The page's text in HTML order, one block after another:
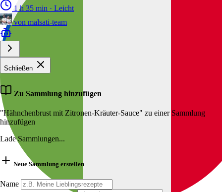
1 h 35 min · Leicht
von malsati-team
Schließen
Zu Sammlung hinzufügen
"Hähnchenbrust mit Zitronen-Kräuter-Sauce" zu einer Sammlung
hinzufügen
Lade Sammlungen...
Neue Sammlung erstellen
Name